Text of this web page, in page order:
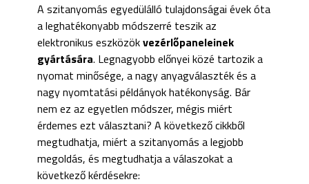
A szitanyomás egyedülálló tulajdonságai évek óta
a leghatékonyabb módszerré teszik az
elektronikus eszközökvezérlőpaneleinek
gyártására. Legnagyobb előnyei közé tartozik a
nyomat minősége, a nagy anyagválaszték és a
nagy nyomtatási példányok hatékonyság. Bár
nem ez az egyetlen módszer, mégis miért
érdemes ezt választani? A következő cikkből
megtudhatja, miért a szitanyomás a legjobb
megoldás, és megtudhatja a válaszokat a
következő kérdésekre: